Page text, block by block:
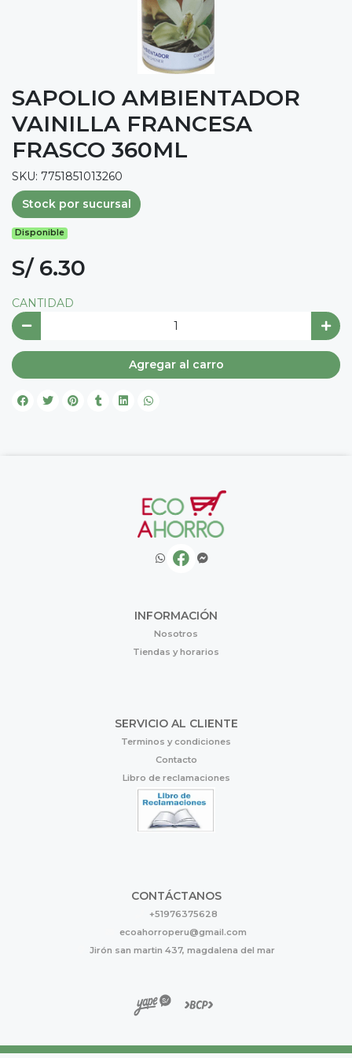
SAPOLIO AMBIENTADOR
VAINILLA FRANCESA
FRASCO 360ML
SKU: 7751851013260
Stock por sucursal
Disponible
S/ 6.30
CANTIDAD
Agregar al carro
INFORMACIÓN
Nosotros
Tiendas y horarios
SERVICIO AL CLIENTE
Terminos y condiciones
Contacto
Libro de reclamaciones
CONTÁCTANOS
+51976375628
ecoahorroperu@gmail.com
Jirón san martin 437, magdalena del mar